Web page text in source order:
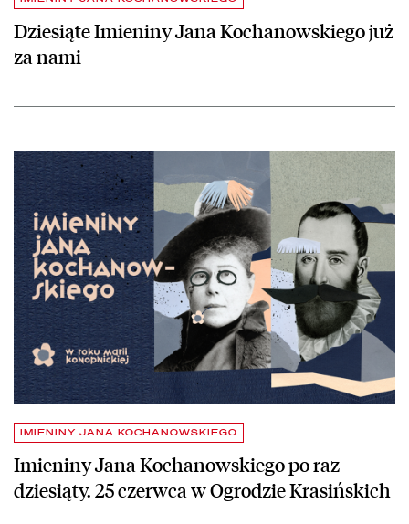
Dziesiąte Imieniny Jana Kochanowskiego już
za nami
IMIENINY JANA KOCHANOWSKIEGO
Imieniny Jana Kochanowskiego po raz
dziesiąty. 25 czerwca w Ogrodzie Krasińskich
czytaj więcej o Imieniny Jana Kochanowskiego po raz dziesiąty. 25